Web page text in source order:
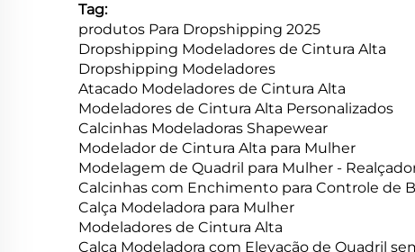
Tag:
produtos Para Dropshipping 2025
Dropshipping Modeladores de Cintura Alta
Dropshipping Modeladores
Atacado Modeladores de Cintura Alta
Modeladores de Cintura Alta Personalizados
Calcinhas Modeladoras Shapewear
Modelador de Cintura Alta para Mulher
Modelagem de Quadril para Mulher -
Calcinhas com Enchimento para Controle de
Calça Modeladora para Mulher
Modeladores de Cintura Alta
Calça Modeladora com Elevação de Quadril